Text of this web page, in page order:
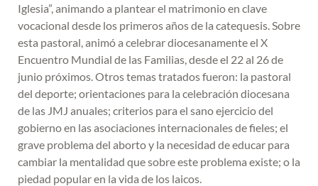
Iglesia”, animando a plantear el matrimonio en clave
vocacional desde los primeros años de la catequesis. Sobre
esta pastoral, animó a celebrar diocesanamente el X
Encuentro Mundial de las Familias, desde el 22 al 26 de
junio próximos. Otros temas tratados fueron: la pastoral
del deporte; orientaciones para la celebración diocesana
de las JMJ anuales; criterios para el sano ejercicio del
gobierno en las asociaciones internacionales de fieles; el
grave problema del aborto y la necesidad de educar para
cambiar la mentalidad que sobre este problema existe; o la
piedad popular en la vida de los laicos.